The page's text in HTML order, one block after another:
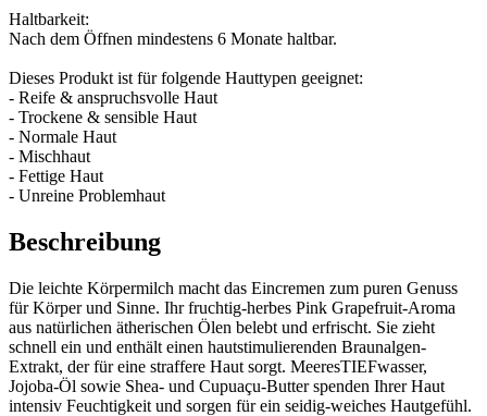
Haltbarkeit:
Nach dem Öffnen mindestens 6 Monate haltbar.
Dieses Produkt ist für folgende Hauttypen geeignet:
- Reife & anspruchsvolle Haut
- Trockene & sensible Haut
- Normale Haut
- Mischhaut
- Fettige Haut
- Unreine Problemhaut
Beschreibung
Die leichte Körpermilch macht das Eincremen zum puren Genuss
für Körper und Sinne. Ihr fruchtig-herbes Pink Grapefruit-Aroma
aus natürlichen ätherischen Ölen belebt und erfrischt. Sie zieht
schnell ein und enthält einen hautstimulierenden Braunalgen-
Extrakt, der für eine straffere Haut sorgt. MeeresTIEFwasser,
Jojoba-Öl sowie Shea- und Cupuaçu-Butter spenden Ihrer Haut
intensiv Feuchtigkeit und sorgen für ein seidig-weiches Hautgefühl.